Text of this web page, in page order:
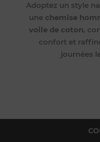
Adoptez un style
une chemise
voile de coton,
confort et
journées